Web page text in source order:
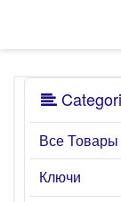
Все Товары
Ключи